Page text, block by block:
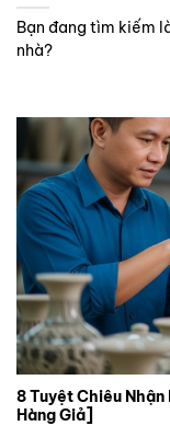
Bạn đang tìm kiếm
nhà?
8 Tuyệt Chiêu
Hàng Giả]